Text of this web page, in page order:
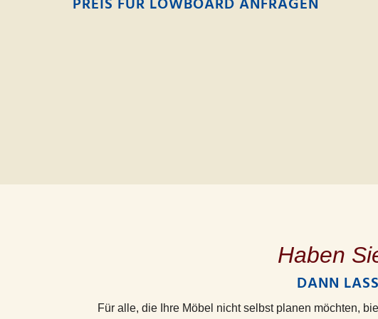
PREIS FÜR LOWBOARD ANFRAGEN
Haben
DANN
Für alle, die Ihre Möbel nicht selbst planen möchten,